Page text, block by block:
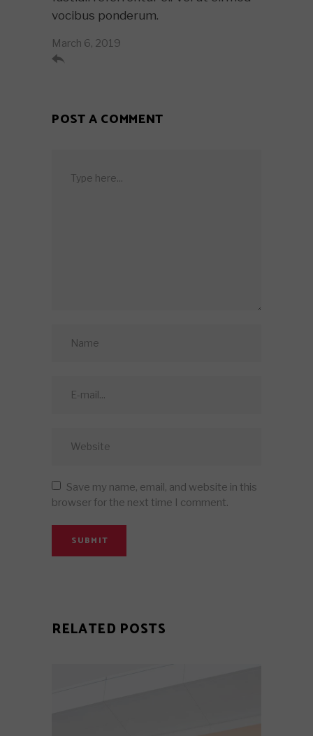
vocibus ponderum.
March 6, 2019

POST A COMMENT
Save my name, email, and website in this
browser for the next time I comment.
SUBMIT
RELATED POSTS